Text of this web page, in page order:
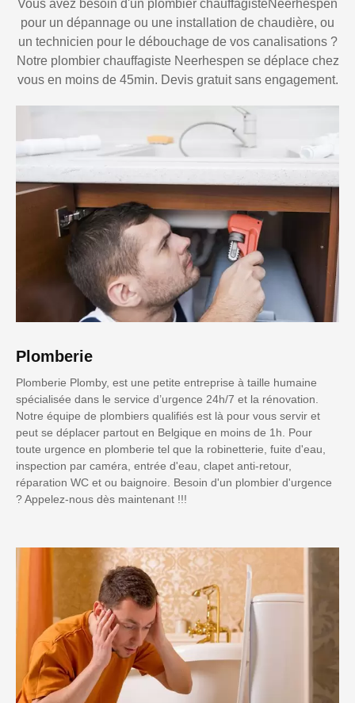
Vous avez besoin d'un plombier chauffagisteNeerhespen
pour un dépannage ou une installation de chaudière, ou
un technicien pour le débouchage de vos canalisations ?
Notre plombier chauffagiste Neerhespen se déplace chez
vous en moins de 45min. Devis gratuit sans engagement.
Plomberie
Plomberie Plomby, est une petite entreprise à taille humaine
spécialisée dans le service d’urgence 24h/7 et la rénovation.
Notre équipe de plombiers qualifiés est là pour vous servir et
peut se déplacer partout en Belgique en moins de 1h. Pour
toute urgence en plomberie tel que la robinetterie, fuite d'eau,
inspection par caméra, entrée d'eau, clapet anti-retour,
réparation WC et ou baignoire. Besoin d'un plombier d'urgence
? Appelez-nous dès maintenant !!!